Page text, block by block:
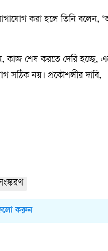
করা হলে তিনি বলেন,
কাজ শেষ করতে দেরি হচ্ছে,
সঠিক নয়। প্রকৌশলীর দাবি,
করুন